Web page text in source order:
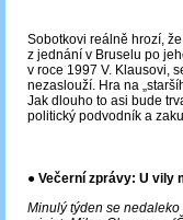
Sobotkovi reálně hrozí,
z jednání v Bruselu po
v roce 1997 V. Klausovi,
nezaslouží. Hra na
Jak dlouho to asi bude
politický podvodník a
● Večerní zprávy: U vily
Minulý týden se